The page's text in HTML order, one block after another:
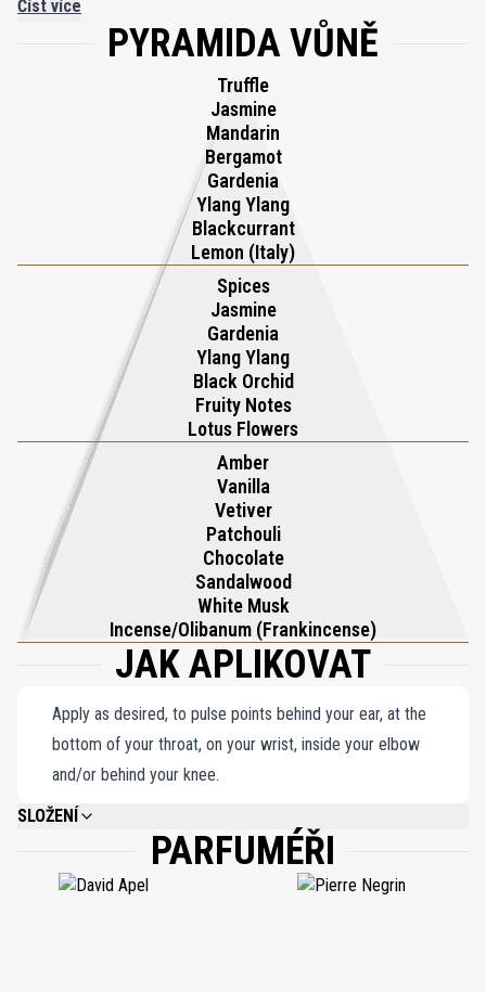
smyslných intrik, jako tajemný závoj zahalující nositele důvěrou a
smělostí. Black Orchid je víc než jen vůně; je to deklarace
přitažlivosti. Design zapouzdřený do láhve z obsidiánového skla s
žebrovanými detaily odráží efektivní architekturu 20. a 30. let,
vizuální ódu na klasický styl. Tato lahvička, která je k dispozici v 50
ml i 100 ml, je uměleckým objektem a zve vás, abyste přijali
sofistikovanost a kouzlo Black Orchid.
Číst více
PYRAMIDA VŮNĚ
Truffle
Jasmine
Mandarin
Bergamot
Gardenia
Ylang Ylang
Blackcurrant
Lemon (Italy)
Spices
Jasmine
Gardenia
Ylang Ylang
Black Orchid
Fruity Notes
Lotus Flowers
Amber
Vanilla
Vetiver
Patchouli
Chocolate
Sandalwood
White Musk
Incense/Olibanum (Frankincense)
JAK APLIKOVAT
Apply as desired, to pulse points behind your ear, at the
bottom of your throat, on your wrist, inside your elbow
and/or behind your knee.
SLOŽENÍ
ALCOHOL DENAT., WATER\AQUA\EAU, FRAGRANCE (PARFUM), BENZYL
SALICYLATE, LINALOOL, HYDROXYCITRONELLAL, BENZYL BENZOATE,
GERANIOL, LIMONENE, COUMARIN, CINNAMYL ALCOHOL, CITRONELLOL,
PARFUMÉŘI